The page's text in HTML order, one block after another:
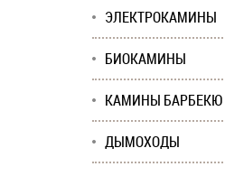
ЭЛЕКТРОКАМИНЫ
БИОКАМИНЫ
КАМИНЫ БАРБЕКЮ
ДЫМОХОДЫ